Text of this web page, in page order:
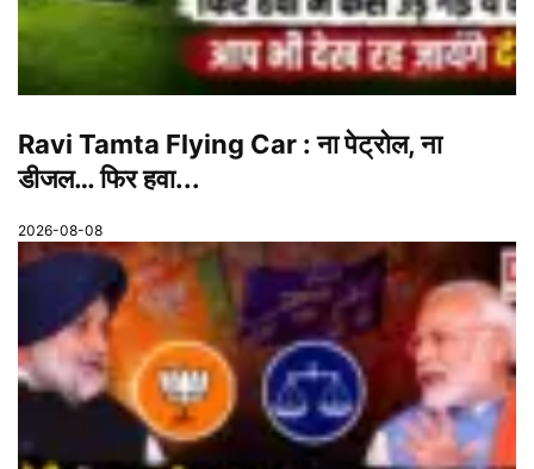
Ravi Tamta Flying Car : ना पेट्रोल, ना
डीजल… फिर हवा...
2026-08-08